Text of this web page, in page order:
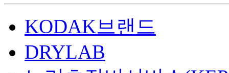
KODAK브랜드
DRYLAB